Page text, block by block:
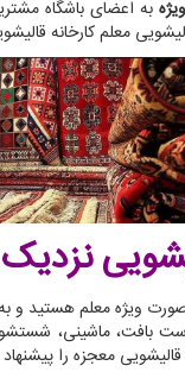
به اعضای باشگاه
معلم کارخانه
منطقه 2 و به صورت ویژه معلم
بافت، ماشینی،
معجزه را